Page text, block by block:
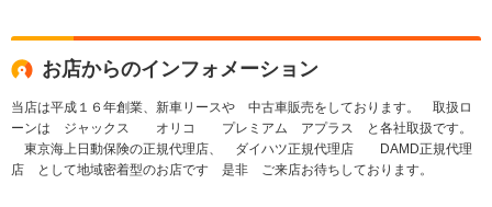
お店からのインフォメーション
当店は平成１６年創業、新車リースや 中古車販売をしております。 取扱ロ
ーンは ジャックス オリコ プレミアム アプラス と各社取扱です。
東京海上日動保険の正規代理店、 ダイハツ正規代理店 DAMD正規代理
店 として地域密着型のお店です 是非 ご来店お待ちしております。